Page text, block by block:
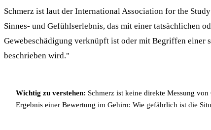
Schmerz ist laut der International Association for the
Sinnes- und Gefühlserlebnis, das mit einer tatsächlichen
Gewebeschädigung verknüpft ist oder mit Begriffen einer
beschrieben wird."
Wichtig zu verstehen: Schmerz ist keine direkte Messung von
Ergebnis einer Bewertung im Gehirn: Wie gefährlich ist die